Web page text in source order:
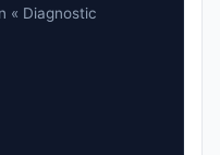
« Diagnostic